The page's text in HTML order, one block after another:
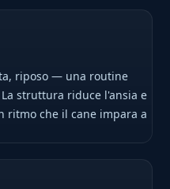
riposo — una routine
struttura riduce l'ansia e
ritmo che il cane impara a